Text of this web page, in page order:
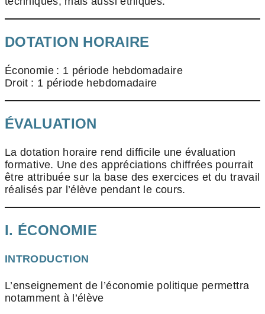
DOTATION HORAIRE
Économie : 1 période hebdomadaire
Droit : 1 période hebdomadaire
ÉVALUATION
La dotation horaire rend difficile une évaluation
formative. Une des appréciations chiffrées pourrait
être attribuée sur la base des exercices et du travail
réalisés par l’élève pendant le cours.
I. ÉCONOMIE
INTRODUCTION
L’enseignement de l’économie politique permettra
notamment à l’élève